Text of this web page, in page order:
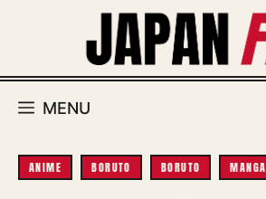
MENU
ANIME BORUTO BORUTO MANGA